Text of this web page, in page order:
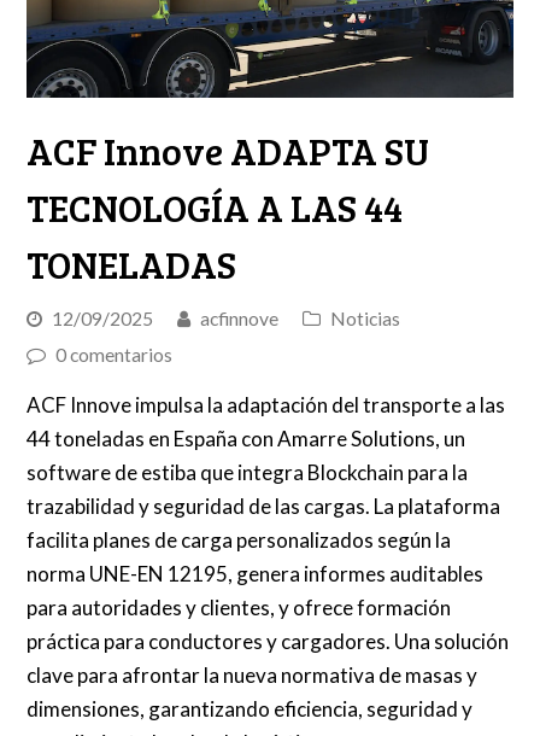
ACF Innove ADAPTA SU
TECNOLOGÍA A LAS 44
TONELADAS
12/09/2025 acfinnove
Noticias
0 comentarios
ACF Innove impulsa la adaptación del transporte a las
44 toneladas en España con Amarre Solutions, un
software de estiba que integra Blockchain para la
trazabilidad y seguridad de las cargas. La plataforma
facilita planes de carga personalizados según la
norma UNE-EN 12195, genera informes auditables
para autoridades y clientes, y ofrece formación
práctica para conductores y cargadores. Una solución
clave para afrontar la nueva normativa de masas y
dimensiones, garantizando eficiencia, seguridad y